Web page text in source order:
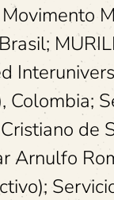
Colombia;
de
Arnulfo